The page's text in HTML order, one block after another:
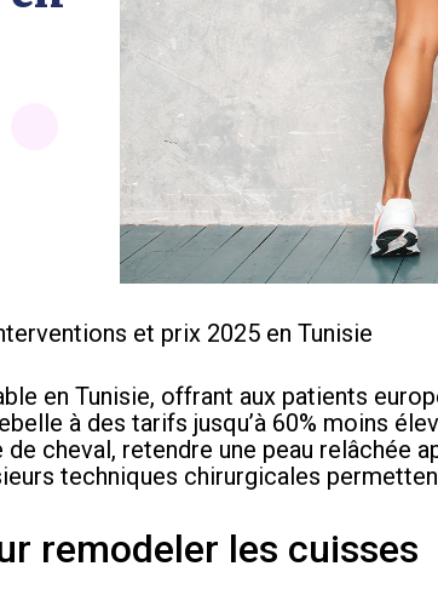
et prix 2025 en Tunisie
en Tunisie, offrant aux patients
à des tarifs jusqu’à 60% moins
cheval, retendre une peau relâchée
techniques chirurgicales
remodeler les cuisses